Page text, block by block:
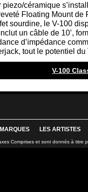
piezo/céramique
Floating Mount de
sourdine, le V-100
un câble de 10’,
d’impédance
tout le potentiel
V-100
LES ARTISTES
Comprises et sont donnés à